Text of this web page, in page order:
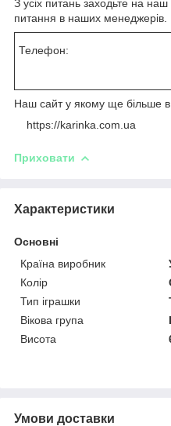
З усіх питань заходьте на наш
питання в наших менеджерів.
Телефон:
Наш сайт у якому ще більше
https://karinka.com.ua
Приховати
Характеристики
Основні
Країна виробник
Колір
Тип іграшки
Вікова група
Висота
Умови доставки